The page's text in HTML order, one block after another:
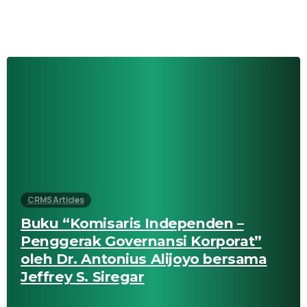
CRMS Articles
Buku “Komisaris Independen –
Penggerak Governansi Korporat”
oleh Dr. Antonius Alijoyo bersama
Jeffrey S. Siregar